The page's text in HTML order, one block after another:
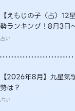
【えもじの子（占）12
勢ランキング！8月3日
は？
占い
【2026年8月】九星気
勢は？
占い